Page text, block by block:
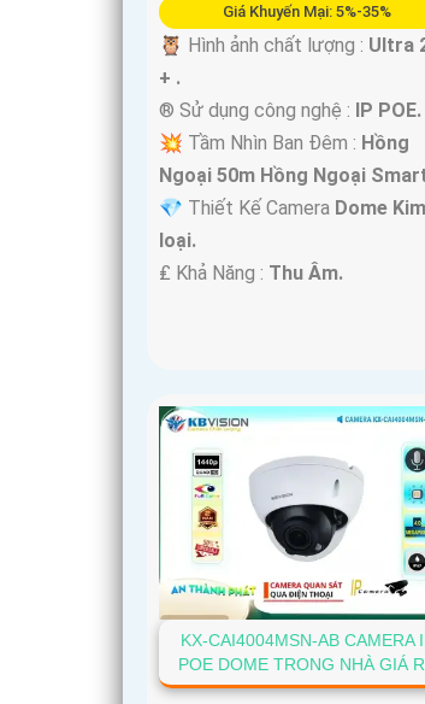
Giá Khuyến Mại: 5%-35%
🦉 Hình ảnh chất lượng : Ultra
+ .
®️ Sử dụng công nghệ : IP POE.
💥 Tầm Nhìn Ban Đêm : Hồng
Ngoại 50m Hồng Ngoại
💎 Thiết Kế Camera Dome Kim
loại.
️₤ Khả Năng : Thu Âm.
KX-CAI4004MSN-AB CAMERA
POE DOME TRONG NHÀ GIÁ